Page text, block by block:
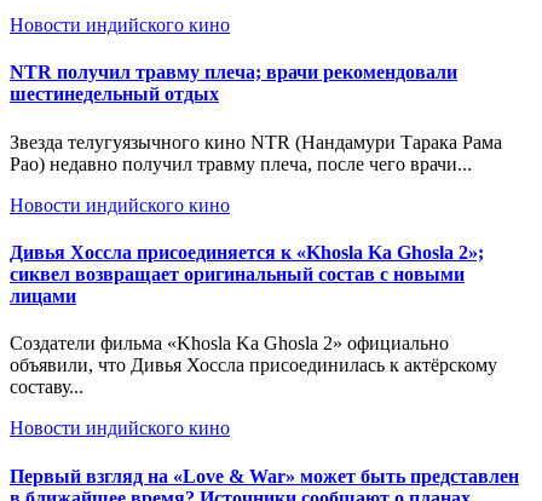
Новости индийского кино
NTR получил травму плеча; врачи рекомендовали
шестинедельный отдых
Звезда телугуязычного кино NTR (Нандамури Тарака Рама
Рао) недавно получил травму плеча, после чего врачи...
Новости индийского кино
Дивья Хоссла присоединяется к «Khosla Ka Ghosla 2»;
сиквел возвращает оригинальный состав с новыми
лицами
Создатели фильма «Khosla Ka Ghosla 2» официально
объявили, что Дивья Хоссла присоединилась к актёрскому
составу...
Новости индийского кино
Первый взгляд на «Love & War» может быть представлен